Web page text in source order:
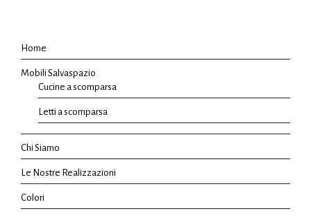
Home
Mobili Salvaspazio
Cucine a scomparsa
Letti a scomparsa
Chi Siamo
Le Nostre Realizzazioni
Colori